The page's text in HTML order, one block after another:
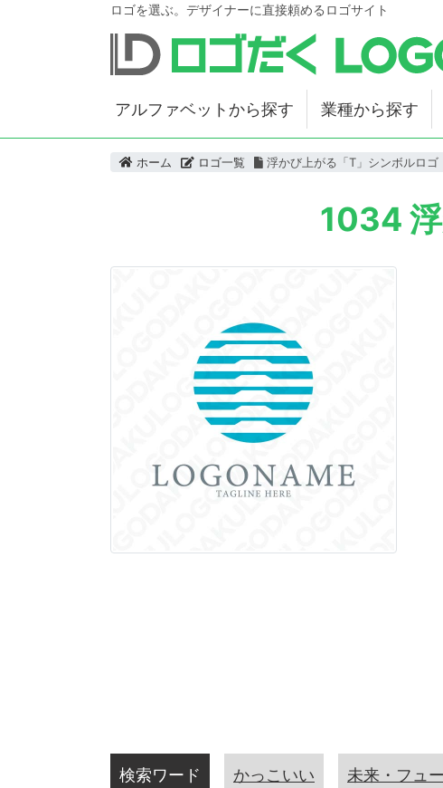
ロゴを選ぶ。デザイナーに直接頼めるロゴサイト
アルファベットから探す 業種から探す
ホーム ロゴ一覧 浮かび上がる「T」シンボルロゴ
1034
検索ワード かっこいい 未来・フュ